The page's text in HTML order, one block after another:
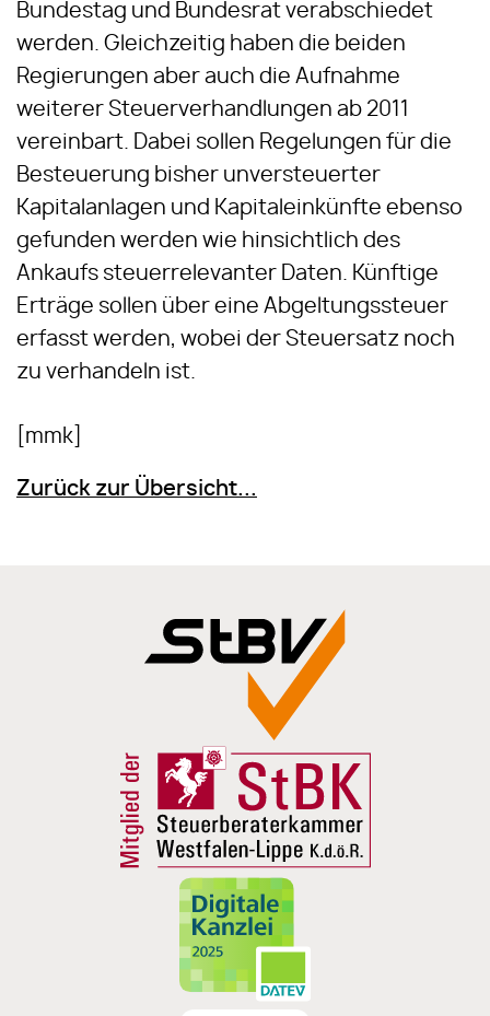
Bundestag und Bundesrat verabschiedet
werden. Gleichzeitig haben die beiden
Regierungen aber auch die Aufnahme
weiterer Steuerverhandlungen ab 2011
vereinbart. Dabei sollen Regelungen für die
Besteuerung bisher unversteuerter
Kapitalanlagen und Kapitaleinkünfte ebenso
gefunden werden wie hinsichtlich des
Ankaufs steuerrelevanter Daten. Künftige
Erträge sollen über eine Abgeltungssteuer
erfasst werden, wobei der Steuersatz noch
zu verhandeln ist.
[mmk]
Zurück zur Übersicht...